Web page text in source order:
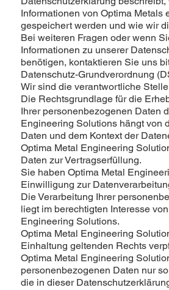
Informationen von Optima Metals
gespeichert werden und wie wir
Bei weiteren Fragen oder wenn
Informationen zu unserer
benötigen, kontaktieren Sie uns
Datenschutz-Grundverordnung
Wir sind die verantwortliche
Die Rechtsgrundlage für die
Ihrer personenbezogenen Daten
Engineering Solutions hängt von
Daten und dem Kontext der
Optima Metal Engineering
Daten zur Vertragserfüllung.
Sie haben Optima Metal
Einwilligung zur
Die Verarbeitung Ihrer
liegt im berechtigten Interesse
Engineering Solutions.
Optima Metal Engineering
Einhaltung geltenden Rechts
Optima Metal Engineering
personenbezogenen Daten nur
die in dieser